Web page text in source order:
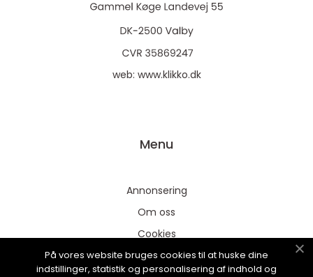
web: www.klikko.dk
Menu
Annonsering
Om oss
Cookies
Kontakta oss
På vores website bruges cookies til at huske dine
indstillinger, statistik og personalisering af indhold og